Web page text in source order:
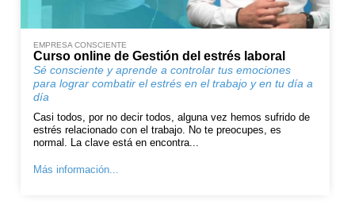
EMPRESA CONSCIENTE
Curso online de Gestión del estrés laboral
Sé consciente y aprende a controlar tus emociones
para lograr combatir el estrés en el trabajo y en tu día a
día
Casi todos, por no decir todos, alguna vez hemos sufrido de
estrés relacionado con el trabajo. No te preocupes, es
normal. La clave está en encontra...
Más información...